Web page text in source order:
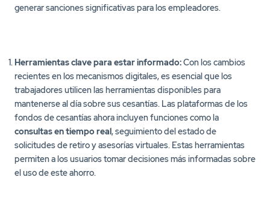
generar sanciones significativas para los empleadores.
Herramientas clave para estar informado:Con los cambios
recientes en los mecanismos digitales, es esencial que los
trabajadores utilicen las herramientas disponibles para
mantenerse al día sobre sus cesantías. Las plataformas de los
fondos de cesantías ahora incluyen funciones como la
consultas en tiempo real, seguimiento del estado de
solicitudes de retiro y asesorías virtuales. Estas herramientas
permiten a los usuarios tomar decisiones más informadas sobre
el uso de este ahorro.